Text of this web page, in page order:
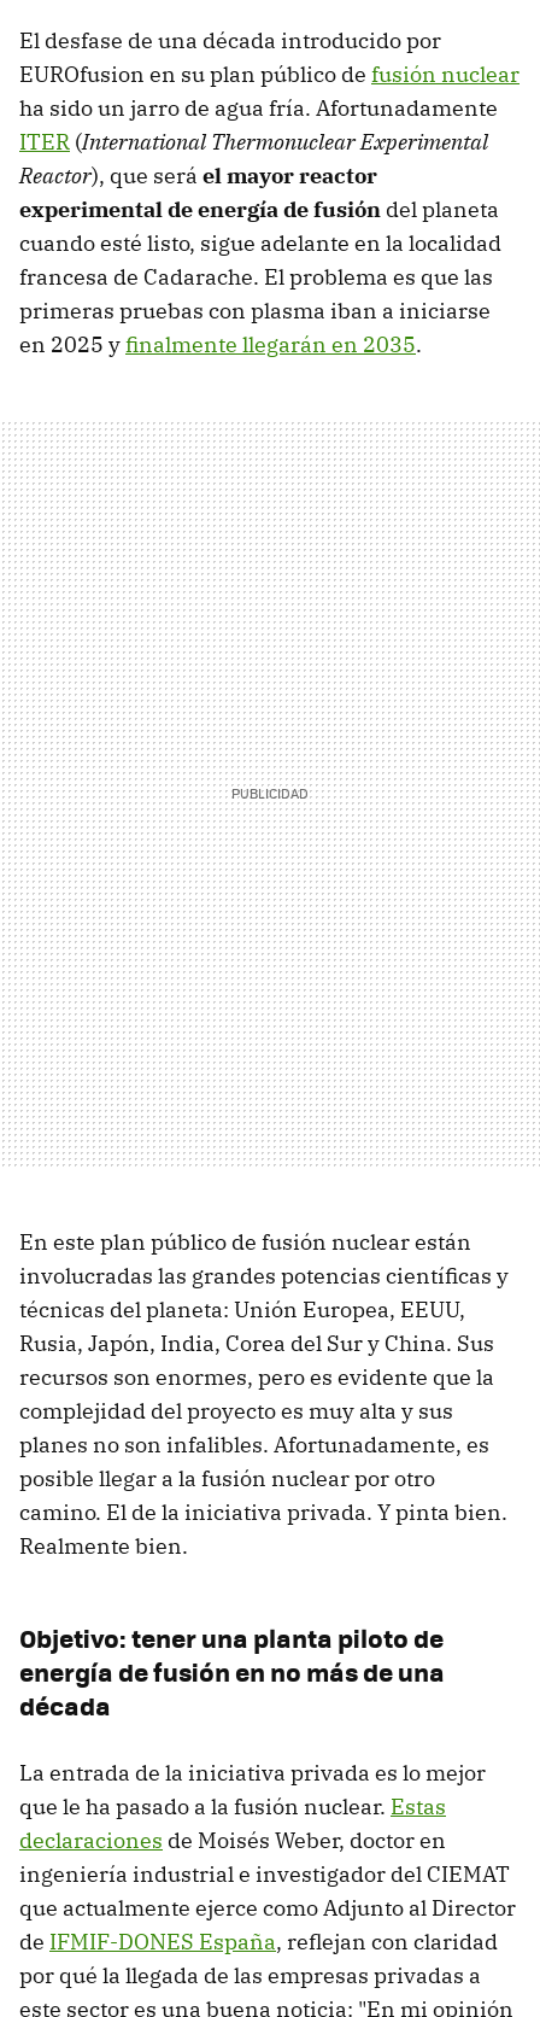
El desfase de una década introducido por
EUROfusion en su plan público de fusión nuclear
ha sido un jarro de agua fría. Afortunadamente
ITER (International Thermonuclear Experimental
Reactor), que será el mayor reactor
experimental de energía de fusión del planeta
cuando esté listo, sigue adelante en la localidad
francesa de Cadarache. El problema es que las
primeras pruebas con plasma iban a iniciarse
en 2025 yfinalmente llegarán en 2035.
En este plan público de fusión nuclear están
involucradas las grandes potencias científicas y
técnicas del planeta: Unión Europea, EEUU,
Rusia, Japón, India, Corea del Sur y China. Sus
recursos son enormes, pero es evidente que la
complejidad del proyecto es muy alta y sus
planes no son infalibles. Afortunadamente, es
posible llegar a la fusión nuclear por otro
camino. El de la iniciativa privada. Y pinta bien.
Realmente bien.
Objetivo: tener una planta piloto de
energía de fusión en no más de una
década
La entrada de la iniciativa privada es lo mejor
que le ha pasado a la fusión nuclear. Estas
declaraciones de Moisés Weber, doctor en
ingeniería industrial e investigador del CIEMAT
que actualmente ejerce como Adjunto al Director
de IFMIF-DONES España, reflejan con claridad
por qué la llegada de las empresas privadas a
este sector es una buena noticia: "En mi opinión